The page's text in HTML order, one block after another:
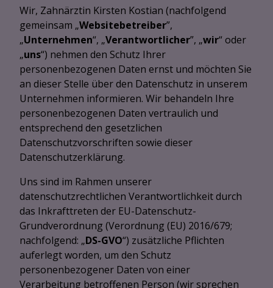
Wir, Zahnärztin Kirsten Kostian (nachfolgend
gemeinsam „Websitebetreiber”,
„Unternehmen“, „Verantwortlicher”, „wir“ oder
„uns“) nehmen den Schutz Ihrer
personenbezogenen Daten ernst und möchten Sie
an dieser Stelle über den Datenschutz in unserem
Unternehmen informieren. Wir behandeln Ihre
personenbezogenen Daten vertraulich und
entsprechend den gesetzlichen
Datenschutzvorschriften sowie dieser
Datenschutzerklärung.
Uns sind im Rahmen unserer
datenschutzrechtlichen Verantwortlichkeit durch
das Inkrafttreten der EU-Datenschutz-
Grundverordnung (Verordnung (EU) 2016/679;
nachfolgend: „DS-GVO“) zusätzliche Pflichten
auferlegt worden, um den Schutz
personenbezogener Daten von einer
Verarbeitung betroffenen Person (wir sprechen